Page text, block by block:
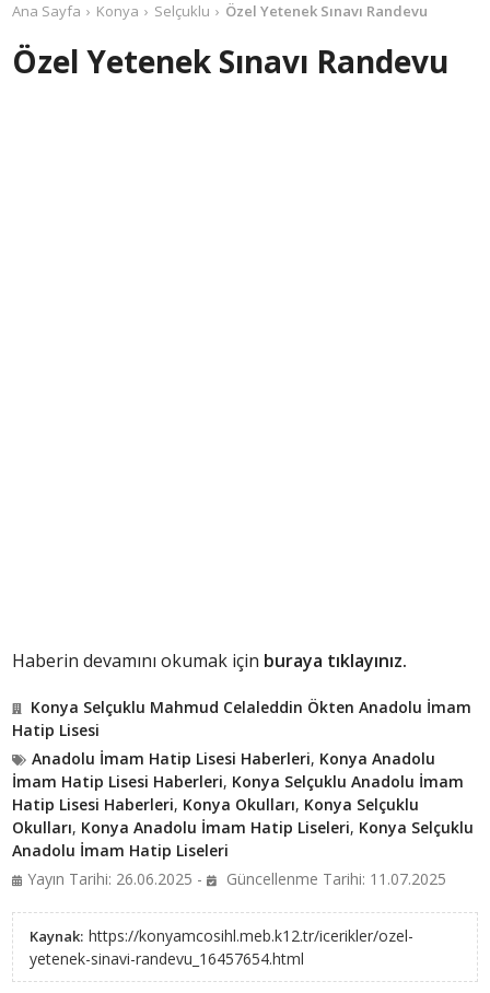
Ana Sayfa Konya Selçuklu Özel Yetenek Sınavı Randevu
Özel Yetenek Sınavı Randevu
Haberin devamını okumak için buraya tıklayınız.
Konya Selçuklu Mahmud Celaleddin Ökten Anadolu İmam
Hatip Lisesi
Anadolu İmam Hatip Lisesi Haberleri, Konya Anadolu
İmam Hatip Lisesi Haberleri, Konya Selçuklu Anadolu İmam
Hatip Lisesi Haberleri, Konya Okulları, Konya Selçuklu
Okulları, Konya Anadolu İmam Hatip Liseleri, Konya Selçuklu
Anadolu İmam Hatip Liseleri
Yayın Tarihi: 26.06.2025 -
Güncellenme Tarihi: 11.07.2025
Kaynak: https://konyamcosihl.meb.k12.tr/icerikler/ozel-
yetenek-sinavi-randevu_16457654.html